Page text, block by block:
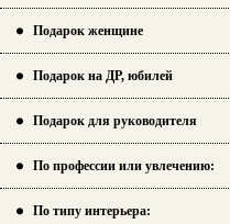
Подарок женщине
Подарок на ДР, юбилей
Подарок для руководителя
По профессии или увлечению:
По типу интерьера: